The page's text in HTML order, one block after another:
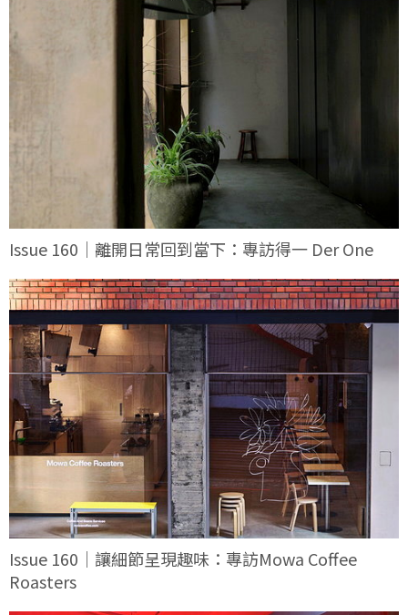
Issue 160｜離開日常回到當下：專訪得一 Der One
Issue 160｜讓細節呈現趣味：專訪Mowa Coffee
Roasters